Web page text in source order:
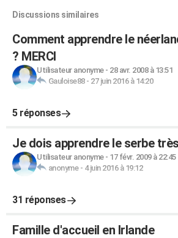
Discussions similaires
Comment apprendre le
? MERCI
Utilisateur anonyme- 28 avr. 2008 à 13:51
Gauloise88- 27 juin 2016 à 14:20
5 réponses
Je dois apprendre le serbe
Utilisateur anonyme- 17 févr. 2009 à 22:45
anonyme- 4 juin 2016 à 19:12
31 réponses
Famille d'accueil en Irlande